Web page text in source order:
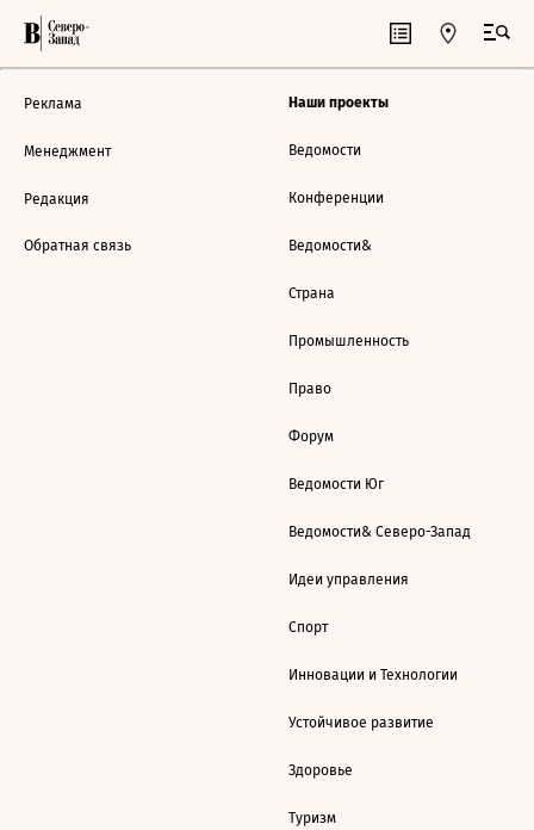
Реклама
Менеджмент
Редакция
Обратная связь
Наши проекты
Ведомости
Конференции
Ведомости&
Страна
Промышленность
Право
Форум
Ведомости Юг
Ведомости& Северо-Запад
Идеи управления
Спорт
Инновации и Технологии
Устойчивое развитие
Здоровье
Туризм